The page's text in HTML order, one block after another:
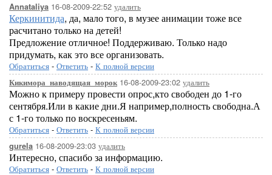
Annataliya 16-08-2009-22:52 удалить
Керкинитида, да, мало того, в музее анимации тоже все
расчитано только на детей!
Предложение отличное! Поддерживаю. Только надо
придумать, как это все организовать.
Обратиться - Ответить - К полной версии
Кикимора_наводящая_морок16-08-2009-23:02 удалить
Можно к примеру провести опрос,кто свободен до 1-го
сентября.Или в какие дни.Я например,полность свободна.А
с 1-го только по воскресеньям.
Обратиться - Ответить - К полной версии
gurela 16-08-2009-23:03 удалить
Интересно, спасибо за информацию.
Обратиться - Ответить - К полной версии